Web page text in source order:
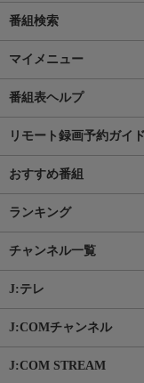
番組検索
マイメニュー
番組表ヘルプ
リモート録画予約ガイド
おすすめ番組
ランキング
チャンネル一覧
J:テレ
J:COMチャンネル
J:COM STREAM